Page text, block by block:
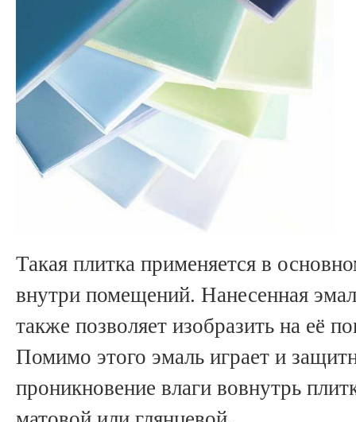
Такая плитка применяется в
внутри помещений. Нанесенная
также позволяет изобразить на её
Помимо этого эмаль играет и
проникновение влаги вовнутрь